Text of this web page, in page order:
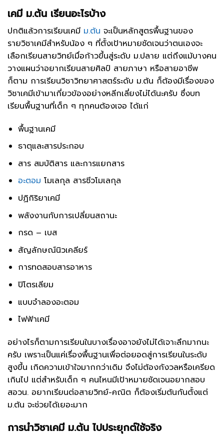
เคมี ม.ต้น เรียนอะไรบ้าง
ปกติแล้วการเรียนเคมี ม.ต้น จะเป็นหลักสูตรพื้นฐานของ
รายวิชาเคมีสำหรับน้อง ๆ ที่ตั้งเป้าหมายชัดเจนว่าตนเองจะ
เลือกเรียนสายวิทย์เมื่อก้าวขึ้นสู่ระดับ ม.ปลาย แต่ถึงแม้บางคน
วางแผนว่าอยากเรียนสายศิลป์ สายภาษา หรือสายอาชีพ
ก็ตาม การเรียนวิชาวิทยาศาสตร์ระดับ ม.ต้น ก็ต้องมีเรื่องของ
วิชาเคมีเข้ามาเกี่ยวข้องอย่างหลีกเลี่ยงไม่ได้นะครับ ซึ่งบท
เรียนพื้นฐานที่เด็ก ๆ ทุกคนต้องเจอ ได้แก่
พื้นฐานเคมี
ธาตุและสารประกอบ
สาร สมบัติสาร และการแยกสาร
อะตอม โมเลกุล สารชีวโมเลกุล
ปฏิกิริยาเคมี
พลังงานกับการเปลี่ยนสถานะ
กรด – เบส
สัญลักษณ์นิวเคลียร์
การทดสอบสารอาหาร
ปิโตรเลียม
แบบจำลองอะตอม
ไฟฟ้าเคมี
อย่างไรก็ตามการเรียนในบางเรื่องอาจยังไม่ได้เจาะลึกมากนะ
ครับ เพราะเป็นแค่เรื่องพื้นฐานเพื่อต่อยอดสู่การเรียนในระดับ
สูงขึ้น เกิดความเข้าใจมากกว่าเดิม จึงไม่ต้องกังวลหรือเครียด
เกินไป แต่สำหรับเด็ก ๆ คนไหนมีเป้าหมายชัดเจนอยากสอบ
สอวน. อยากเรียนต่อสายวิทย์-คณิต ก็ต้องเริ่มต้นกันตั้งแต่
ม.ต้น จะช่วยได้เยอะมาก
การนำวิชาเคมี ม.ต้น ไปประยุกต์ใช้จริง